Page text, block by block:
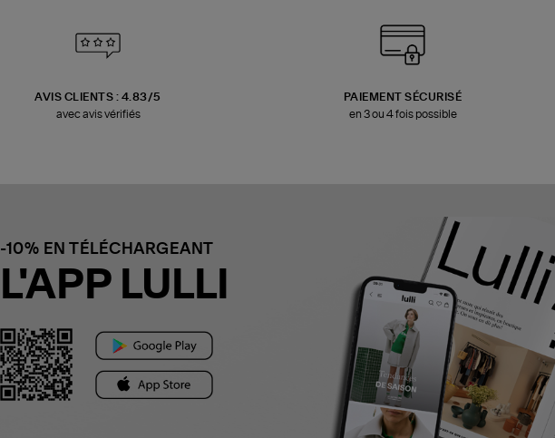
AVIS CLIENTS : 4.83/5
avec avis vérifiés
PAIEMENT SÉCURISÉ
en 3 ou 4 fois possible
-10% EN TÉLÉCHARGEANT
L'APP LULLI